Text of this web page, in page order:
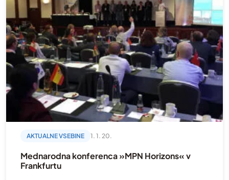
AKTUALNE VSEBINE 1. 1. 20.
Mednarodna konferenca »MPN Horizons« v
Frankfurtu